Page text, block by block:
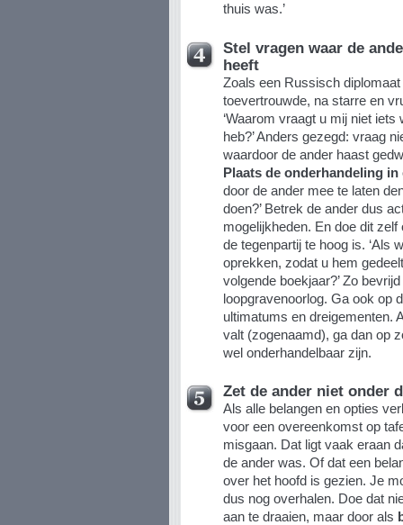
thuis was.’
Stel vragen waar de
heeft
Zoals een Russisch
toevertrouwde, na starre en
‘Waarom vraagt u mij niet
heb?’ Anders gezegd: vraag
waardoor de ander haast
Plaats de onderhandeling in
door de ander mee te laten
doen?’ Betrek de ander dus
mogelijkheden. En doe dit
de tegenpartij te hoog is. ‘Als
oprekken, zodat u hem
volgende boekjaar?’ Zo
loopgravenoorlog. Ga ook op
ultimatums en dreigementen.
valt (zogenaamd), ga dan op
wel onderhandelbaar zijn.
Zet de ander niet onder
Als alle belangen en opties
voor een overeenkomst op
misgaan. Dat ligt vaak eraan
de ander was. Of dat een
over het hoofd is gezien. Je
dus nog overhalen. Doe dat
aan te draaien, maar door als